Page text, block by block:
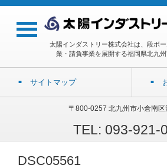
太陽インダストリー株式会社は、段ボ
業・請負事業を展開する福岡県北九州
サイトマップ
〒800-0257 北九州市小倉南区
TEL: 093-921-
DSC05561